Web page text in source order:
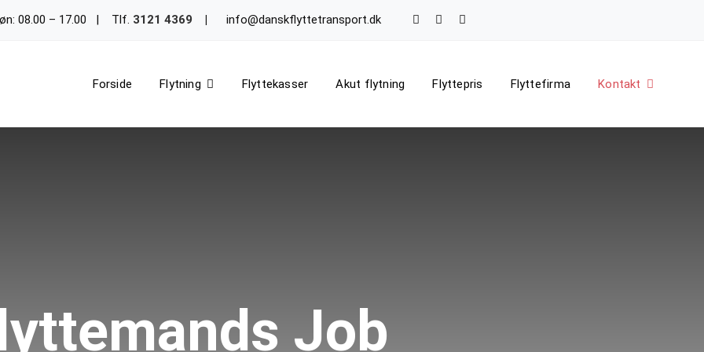
08.00 – 17.00 | Tlf. 3121 4369 | info@danskflyttetransport.dk
Forside Flytning Flyttekasser Akut flytning Flyttepris Flyttefirma Kontakt
Job